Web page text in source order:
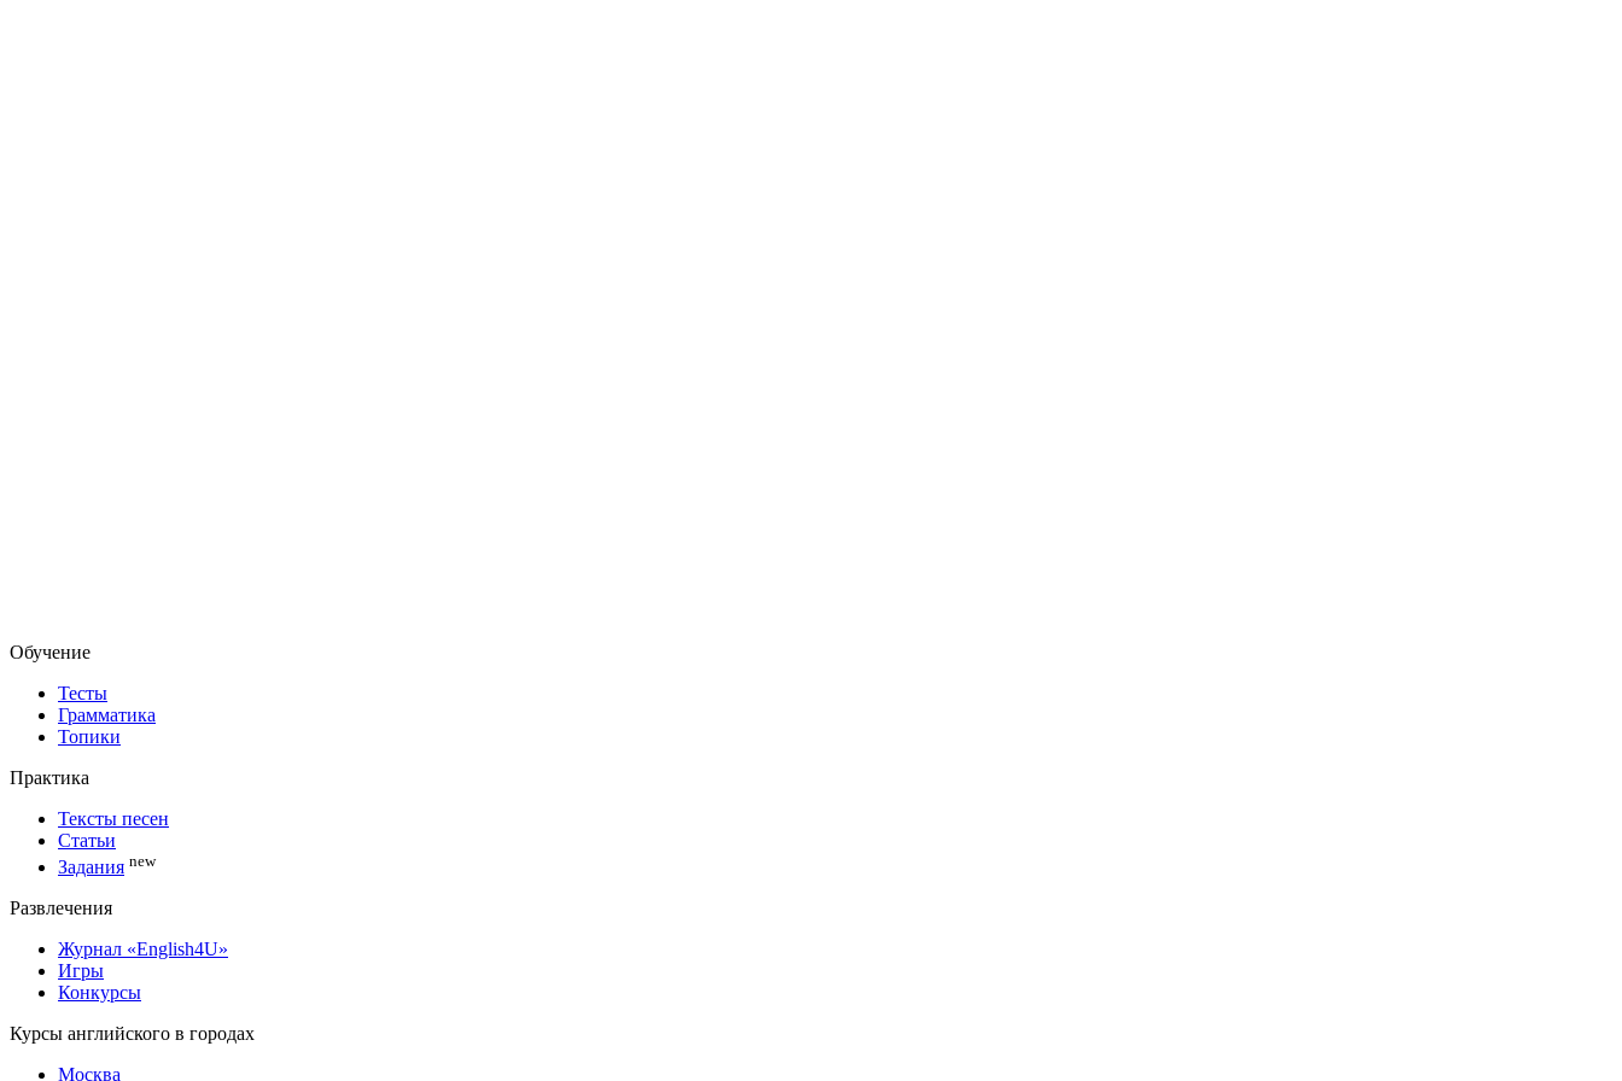
Обучение
Тесты
Грамматика
Топики
Практика
Тексты песен
Статьи
Задания new
Развлечения
Журнал «English4U»
Игры
Конкурсы
Курсы английского в городах
Москва